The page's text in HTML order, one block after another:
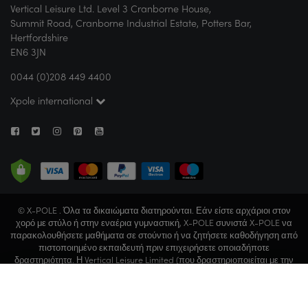
Vertical Leisure Ltd. Level 3 Cranborne House,
Summit Road, Cranborne Industrial Estate, Potters Bar,
Hertfordshire
EN6 3JN
0044 (0)208 449 4400
Xpole international
© X-POLE . Όλα τα δικαιώματα διατηρούνται. Εάν είστε αρχάριοι στον
χορό με στύλο ή στην εναέρια γυμναστική, X-POLE συνιστά X-POLE να
παρακολουθήσετε μαθήματα σε στούντιο ή να ζητήσετε καθοδήγηση από
πιστοποιημένο εκπαιδευτή πριν επιχειρήσετε οποιαδήποτε
δραστηριότητα. Η Vertical Leisure Limited (που δραστηριοποιείται με την